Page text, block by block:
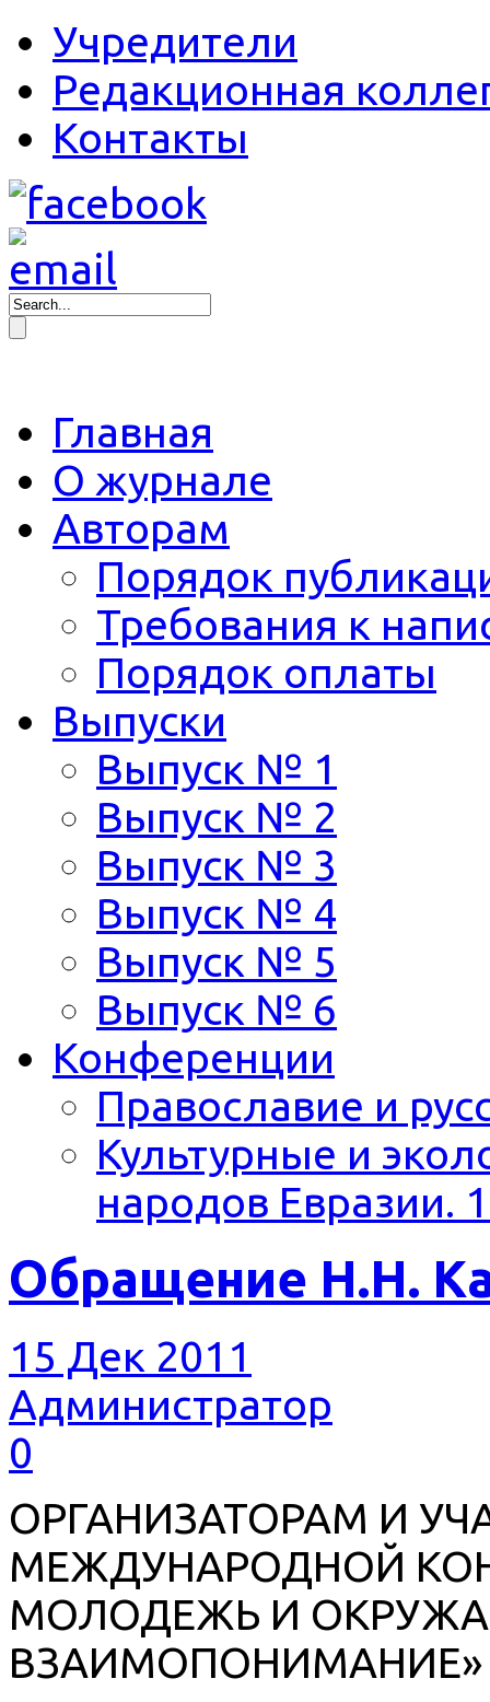
Учредители
Редакционная
Контакты
Главная
О журнале
Авторам
Порядок
Требования к
Порядок оплаты
Выпуски
Выпуск № 1
Выпуск № 2
Выпуск № 3
Выпуск № 4
Выпуск № 5
Выпуск № 6
Конференции
Православие и
Культурные и
народов Евразии.
Обращение Н.Н.
15 Дек 2011
Администратор
0
ОРГАНИЗАТОРАМ И
МЕЖДУНАРОДНОЙ
МОЛОДЕЖЬ И
ВЗАИМОПОНИМАНИЕ»